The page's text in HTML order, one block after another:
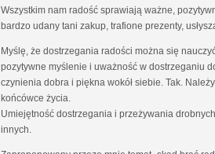
Wszystkim nam radość sprawiają ważne,
bardzo udany tani zakup, trafione prezenty,
Myślę, że dostrzegania radości można się
pozytywne myślenie i uważność w dostrzeganiu
czynienia dobra i piękna wokół siebie. Tak.
końcówce życia.
Umiejętność dostrzegania i przeżywania
innych.